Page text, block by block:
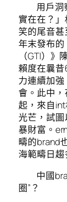
用戶洞
實在在？
笑的尾音
年末發布
（GTI）
賴度在曩
力連續加
會。此中
起，來自
光芒，試
暴財富。
疇的brand
海範疇日趨
中國
圈”？